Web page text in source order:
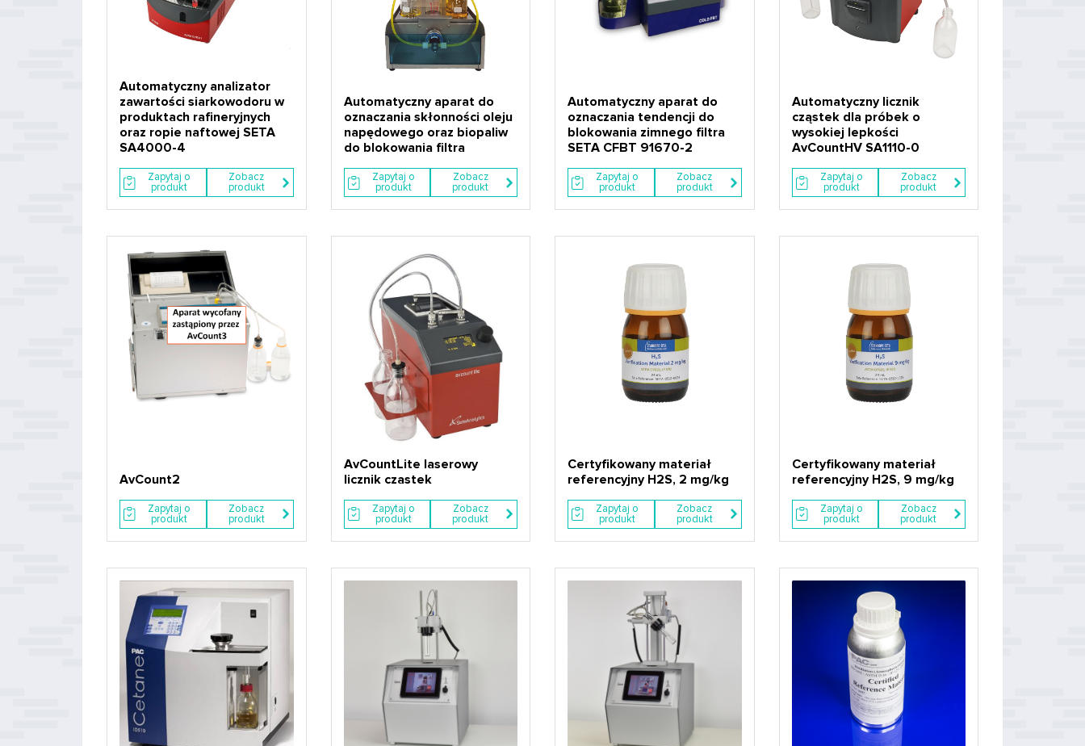
Automatyczny analizator
zawartości siarkowodoru w
produktach rafineryjnych
oraz ropie naftowej SETA
SA4000-4
Zapytaj o
produkt
Zobacz
produkt
Automatyczny aparat do
oznaczania skłonności oleju
napędowego oraz biopaliw
do blokowania filtra
Zapytaj o
produkt
Zobacz
produkt
Automatyczny aparat do
oznaczania tendencji do
blokowania zimnego filtra
SETA CFBT 91670-2
Zapytaj o
produkt
Zobacz
produkt
Automatyczny licznik
cząstek dla próbek o
wysokiej lepkości
AvCountHV SA1110-0
Zapytaj o
produkt
Zobacz
produkt
AvCount2
Zapytaj o
produkt
Zobacz
produkt
AvCountLite laserowy
licznik czastek
Zapytaj o
produkt
Zobacz
produkt
Certyfikowany materiał
referencyjny H2S, 2 mg/kg
Zapytaj o
produkt
Zobacz
produkt
Certyfikowany materiał
referencyjny H2S, 9 mg/kg
Zapytaj o
produkt
Zobacz
produkt